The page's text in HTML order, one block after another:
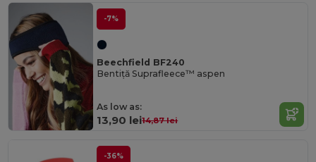
-7%
Beechfield BF240
Bentiță Suprafleece™ aspen
As low as:
13,90 lei14,87 lei
-36%